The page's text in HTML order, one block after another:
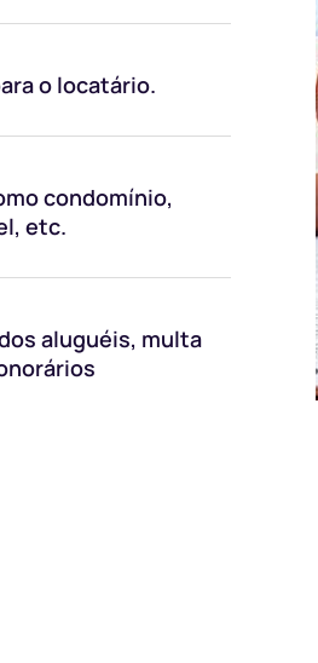
o locatário.
condomínio,
etc.
aluguéis, multa